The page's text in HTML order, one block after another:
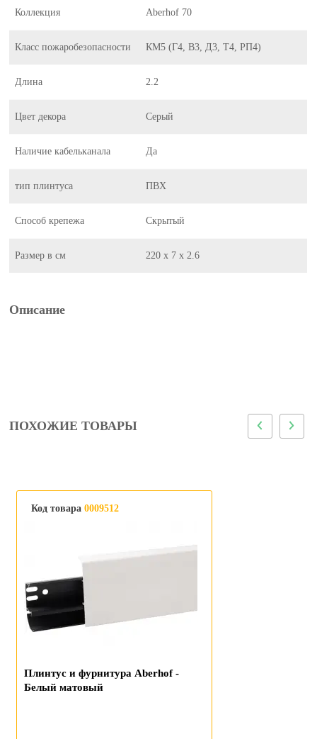
Описание
Коллекция Aberhof 70
Класс пожаробезопасности КМ5 (Г4, В3, Д3, Т4, РП4)
Длина 2.2
Цвет декора Серый
Наличие кабельканала Да
тип плинтуса ПВХ
Способ крепежа Скрытый
Размер в см 220 х 7 х 2.6
ПОХОЖИЕ ТОВАРЫ
Код товара0009512
Плинтус и фурнитура Aberhof -
Белый матовый